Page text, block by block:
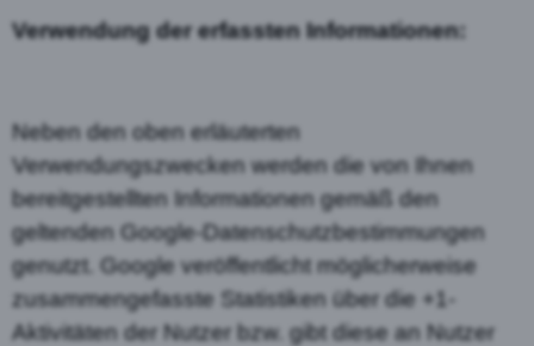
Verwendung der erfassten Informationen:
Neben den oben erläuterten
Verwendungszwecken werden die von Ihnen
bereitgestellten Informationen gemäß den
geltenden Google-Datenschutzbestimmungen
genutzt. Google veröffentlicht möglicherweise
zusammengefasste Statistiken über die +1-
Aktivitäten der Nutzer bzw. gibt diese an Nutzer